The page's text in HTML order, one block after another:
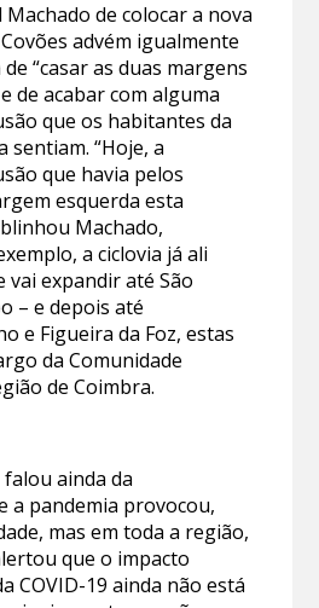
de colocar a nova
advém igualmente
“casar as duas margens
de acabar com alguma
que os habitantes da
sentiam. “Hoje, a
que havia pelos
esquerda esta
Machado,
a ciclovia já ali
vai expandir até São
– e depois até
e Figueira da Foz, estas
da Comunidade
de Coimbra.
ainda da
a pandemia provocou,
mas em toda a região,
que o impacto
COVID-19 ainda não está